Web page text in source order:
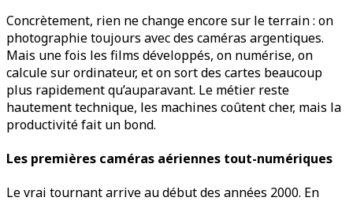
Concrètement, rien ne change encore sur le terrain : on
photographie toujours avec des caméras argentiques.
Mais une fois les films développés, on numérise, on
calcule sur ordinateur, et on sort des cartes beaucoup
plus rapidement qu’auparavant. Le métier reste
hautement technique, les machines coûtent cher, mais la
productivité fait un bond.
Les premières caméras aériennes tout-numériques
Le vrai tournant arrive au début des années 2000. En